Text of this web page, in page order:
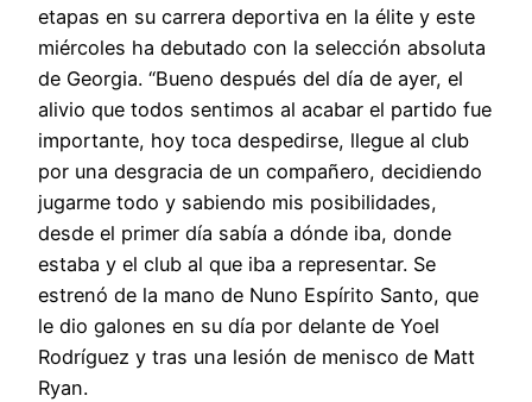
etapas en su carrera deportiva en la élite y este
miércoles ha debutado con la selección absoluta
de Georgia. “Bueno después del día de ayer, el
alivio que todos sentimos al acabar el partido fue
importante, hoy toca despedirse, llegue al club
por una desgracia de un compañero, decidiendo
jugarme todo y sabiendo mis posibilidades,
desde el primer día sabía a dónde iba, donde
estaba y el club al que iba a representar. Se
estrenó de la mano de Nuno Espírito Santo, que
le dio galones en su día por delante de Yoel
Rodríguez y tras una lesión de menisco de Matt
Ryan.